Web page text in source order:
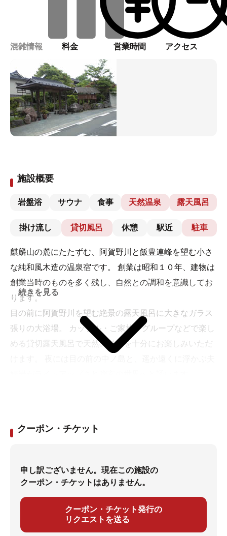
混雑情報 料金 営業時間 アクセス
施設概要
岩盤浴 サウナ 食事 天然温泉 露天風呂
掛け流し 貸切風呂 休憩 駅近 駐車
麒麟山の麓にたたずむ、阿賀野川と飯豊連峰を望む小さ
な純和風木造の温泉宿です。 創業は昭和１０年、建物は
創業当時のものを多く残し、自然との調和を意識してお
ります。
目の前に阿賀野川を望む絶景の露天風呂に大きなガラス
張りの大浴場。 カップル・ご家族、グループなどで楽し
める貸切露天風呂で天然の温泉を十分にお楽しみいただ
続きを見る
クーポン・チケット
申し訳ございません。現在この施設の
クーポン・チケットはありません。
クーポン・チケット発行の
リクエストを送る